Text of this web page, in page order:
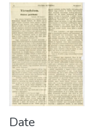
About us
Date